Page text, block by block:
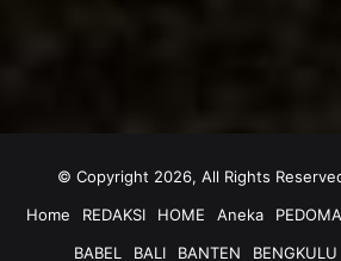
© Copyright 2026, All Rights
Home
REDAKSI HOME Aneka
BABEL
BALI BANTEN BENGKULU